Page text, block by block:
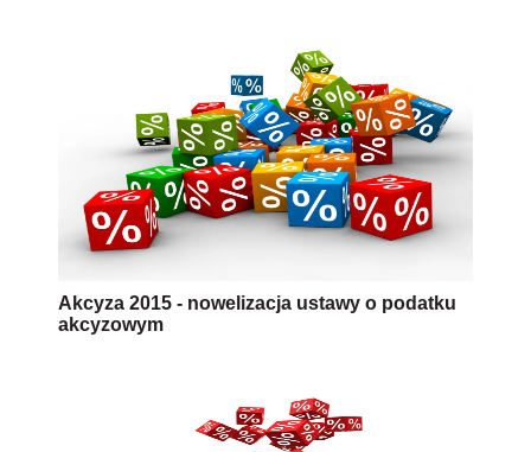
Akcyza 2015 - nowelizacja ustawy o podatku
akcyzowym